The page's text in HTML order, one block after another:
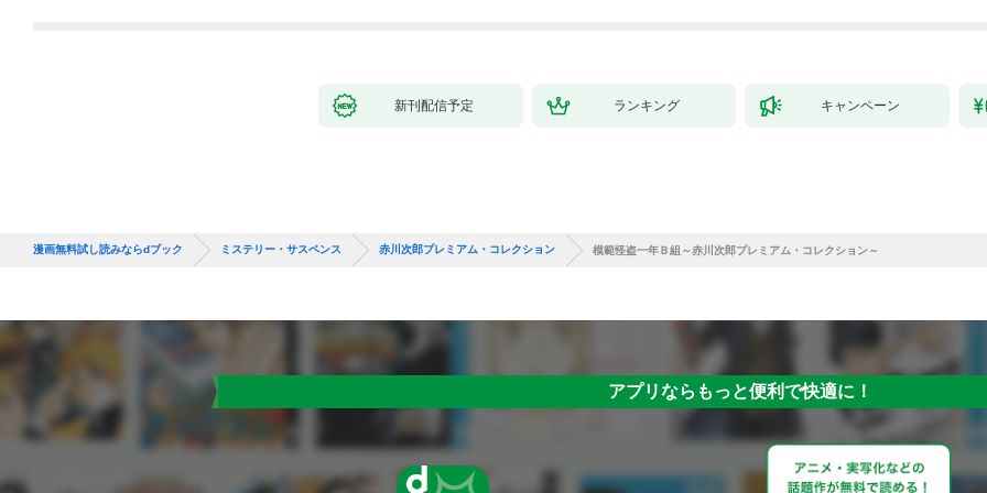
新刊配信予定 ランキング キャンペーン
漫画無料試し読みならdブック ミステリー・サスペンス 赤川次郎プレミアム・コレクション 模範怪盗一年Ｂ組～赤川次郎プレミアム・コレクション～
アプリならもっと便利で快適に！